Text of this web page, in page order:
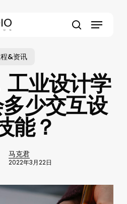
Menu
&资讯
业设计学
少交互设
能？
马克君
2022年3月22日